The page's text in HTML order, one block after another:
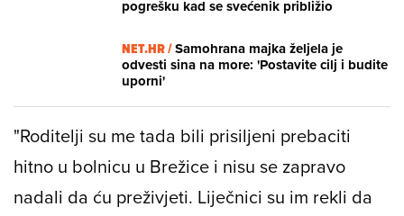
NET.HR /Mladenka napravila urnebesnu
odvesti sina na more: 'Postavite cilj i budite
uporni'
"Roditelji su me tada bili prisiljeni prebaciti